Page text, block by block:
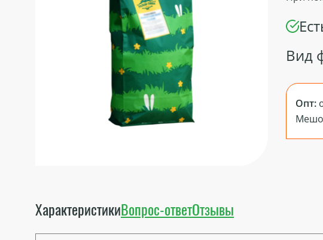
Вид
Опт:
ХарактеристикиВопрос-ответОтзывы